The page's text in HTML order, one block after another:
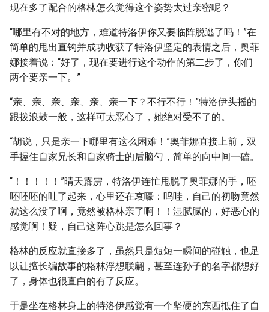
现在多了配合的格林怎么觉得这个姿势太过亲密呢？
“哪里有不对的地方，难道特洛伊你又要临阵脱逃了吗！”在
简单的甩出直钩并成功收获了特洛伊坚定的表情之后，奥菲
娜接着说：“好了，现在要进行这个动作的第二步了，你们
两个要亲一下。”
“亲、亲、亲、亲、亲、亲一下？不行不行！”特洛伊头摇的
跟拨浪鼓一般，这样可太恶心了，她绝对受不了的。
“胡说，只是亲一下哪里有这么困难！”奥菲娜直接上前，双
手握住自家兄长和自家骑士的后脑勺，简单的向中间一磕。
“！！！！！”晴天霹雳，特洛伊连忙甩脱了奥菲娜的手，呸
呸呸呸的吐了起来，心里还在哀嚎：呜哇，自己的初吻竟然
就这么没了啊，竟然被格林亲了啊！！湿腻腻的，好恶心的
感觉啊！疑，自己这阵心跳是怎么回事？
格林的反应就直接多了，虽然只是短短一瞬间的碰触，也足
以让擅长编故事的格林浮想联翩，甚至连孙子的名字都想好
了，身体也很直白的有了反应。
于是坐在格林身上的特洛伊感觉有一个坚硬的东西抵住了自